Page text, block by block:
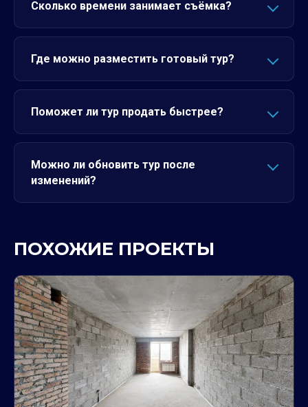
Сколько времени занимает съёмка?
Где можно разместить готовый тур?
Поможет ли тур продать быстрее?
Можно ли обновить тур после
изменений?
ПОХОЖИЕ ПРОЕКТЫ